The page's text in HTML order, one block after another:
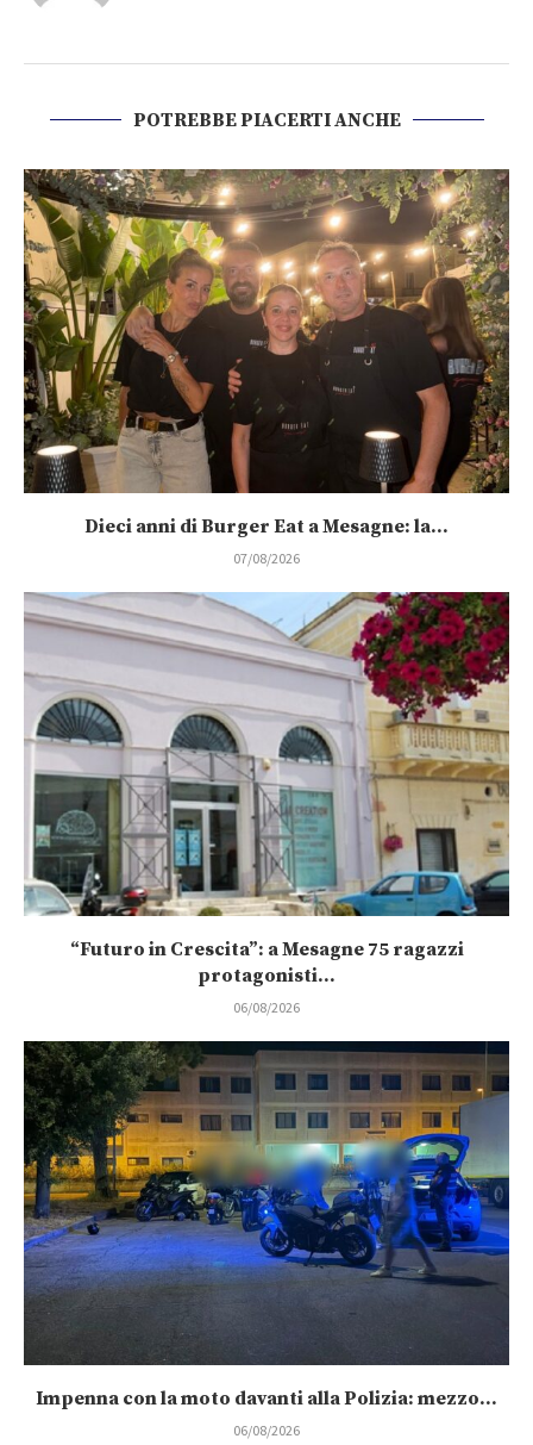
POTREBBE PIACERTI ANCHE
Dieci anni di Burger Eat a Mesagne: la...
07/08/2026
“Futuro in Crescita”: a Mesagne 75 ragazzi
protagonisti...
06/08/2026
Impenna con la moto davanti alla Polizia: mezzo...
06/08/2026